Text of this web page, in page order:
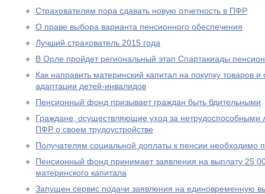
Страхователям пора сдавать новую отчетность в ПФР
О праве выбора варианта пенсионного обеспечения
Лучший страхователь 2015 года
В Орле пройдет региональный этап Спартакиады
Как направить материнский капитал на покупку товаров
адаптации детей-инвалидов
Пенсионный фонд призывает граждан быть бдительными
Граждане, осуществляющие уход за
ПФР о своем трудоустройстве
Получателям социальной доплаты к пенсии необходимо
Пенсионный фонд принимает заявления на выплату 25
материнского капитала
Запущен сервис подачи заявления на единовременную